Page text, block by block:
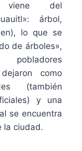
viene del
árbol,
lo que se
de árboles»,
como
(también
y una
se encuentra
la ciudad.